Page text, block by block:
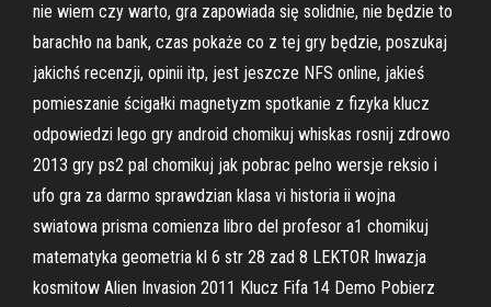
nie wiem czy warto, gra zapowiada się solidnie, nie będzie to
barachło na bank, czas pokaże co z tej gry będzie, poszukaj
jakichś recenzji, opinii itp, jest jeszcze NFS online, jakieś
pomieszanie ścigałki magnetyzm spotkanie z fizyka klucz
odpowiedzi lego gry android chomikuj whiskas rosnij zdrowo
2013 gry ps2 pal chomikuj jak pobrac pelno wersje reksio i
ufo gra za darmo sprawdzian klasa vi historia ii wojna
swiatowa prisma comienza libro del profesor a1 chomikuj
matematyka geometria kl 6 str 28 zad 8 LEKTOR Inwazja
kosmitow Alien Invasion 2011 Klucz Fifa 14 Demo Pobierz